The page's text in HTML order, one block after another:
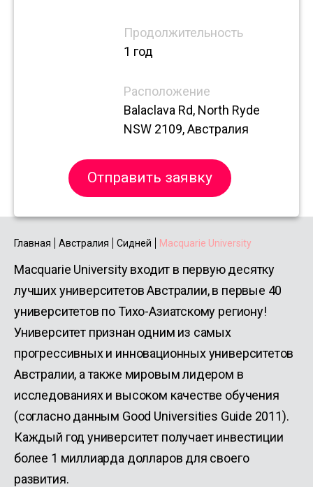
Продолжительность
1 год
Расположение
Balaclava Rd, North Ryde
NSW 2109, Австралия
Отправить заявку
Главная Австралия Сидней Macquarie University
Macquarie University входит в первую десятку
лучших университетов Австралии, в первые 40
университетов по Тихо-Азиатскому региону!
Университет признан одним из самых
прогрессивных и инновационных университетов
Австралии, а также мировым лидером в
исследованиях и высоком качестве обучения
(согласно данным Good Universities Guide 2011).
Каждый год университет получает инвестиции
более 1 миллиарда долларов для своего
развития.